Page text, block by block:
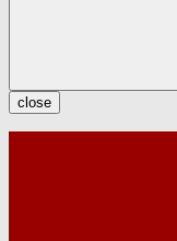
close